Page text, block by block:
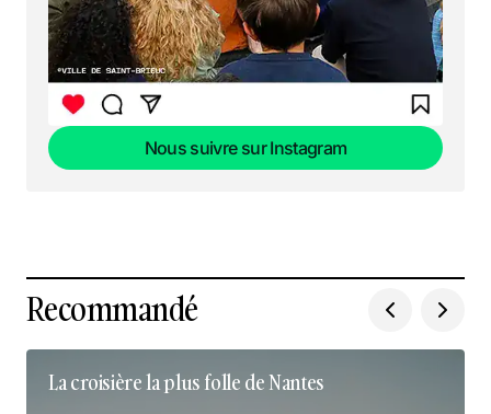
Nous suivre sur Instagram
Recommandé
La croisière la plus folle de Nantes